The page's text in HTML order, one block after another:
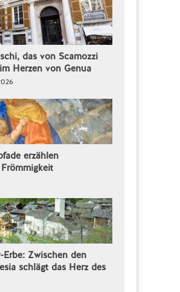
das von Scamozzi
Herzen von Genua
erzählen
Zwischen den
schlägt das Herz des